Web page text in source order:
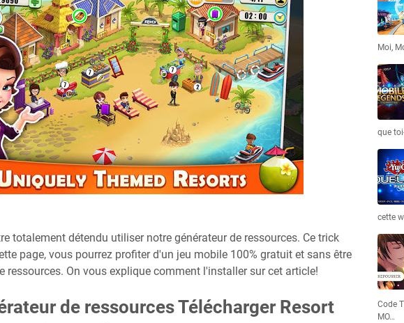
totalement détendu utiliser notre générateur de ressources. Ce trick
page, vous pourrez profiter d'un jeu mobile 100% gratuit et sans être
ressources. On vous explique comment l'installer sur cet article!
de ressources Télécharger Resort
Moi,
que
cette
Code
MO…